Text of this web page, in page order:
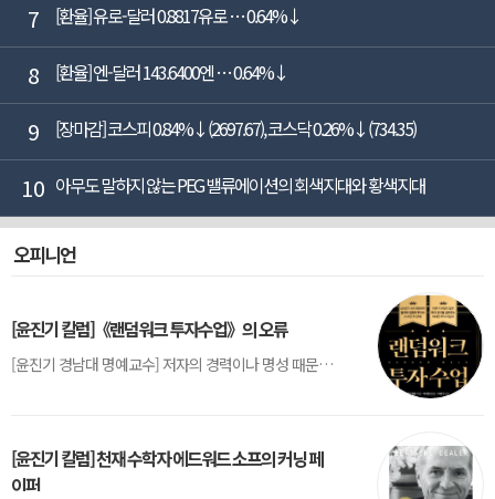
7 [환율] 유로-달러 0.8817유로 … 0.64%↓
8 [환율] 엔-달러 143.6400엔 … 0.64%↓
9 [장마감] 코스피 0.84%↓(2697.67), 코스닥 0.26%↓(734.35)
10 아무도 말하지 않는 PEG 밸류에이션의 회색지대와 황색지대
오피니언
[윤진기 칼럼]《랜덤워크 투자수업》의 오류
[윤진기 경남대 명예교수] 저자의 경력이나 명성 때문인지 2020년에 번역 출판된 《랜덤워크 투자수업》(A Random Walk Down Wall Street) 12판은 표지부터가 거창하다. ‘45년간 12번 개정하며 철저히 검증한 투자서’, ‘전문가 부럽지 않은 투자 감각을 길러주는 위대한 투자지침서’ 라는 은빛 광고문구로 독자를 유혹한다.[1] 출판 50주...
[윤진기 칼럼] 천재 수학자 에드워드 소프의 커닝 페
이퍼